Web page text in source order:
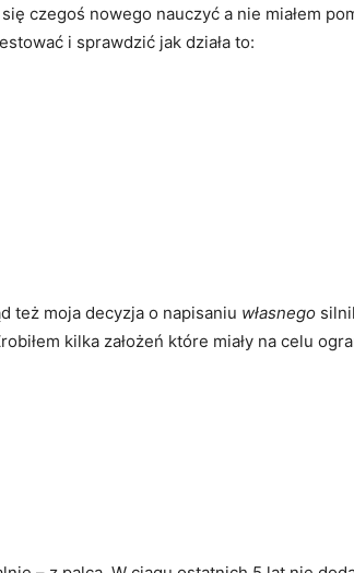
czegoś nowego nauczyć a nie miałem
i sprawdzić jak działa to:
też moja decyzja o napisaniu własnego
kilka założeń które miały na celu